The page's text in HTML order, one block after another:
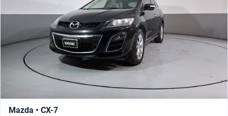
Mazda • CX-7